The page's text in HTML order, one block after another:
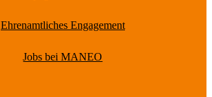
Ehrenamtliches Engagement
Jobs bei MANEO